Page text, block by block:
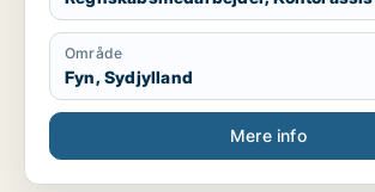
Område
Fyn, Sydjylland
Mere info